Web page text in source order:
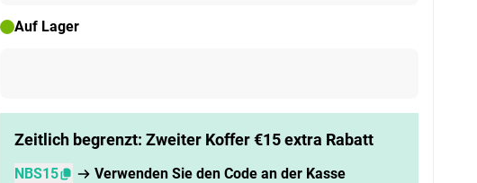
Auf Lager
Zeitlich begrenzt: Zweiter Koffer €15 extra Rabatt
NBS15 Verwenden Sie den Code an der Kasse